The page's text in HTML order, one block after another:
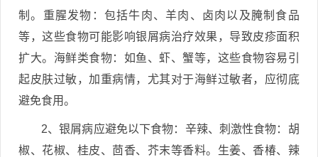
制。重腥发物：包括牛肉、羊肉、卤肉以及腌制食品
等，这些食物可能影响银屑病治疗效果，导致皮疹面积
扩大。海鲜类食物：如鱼、虾、蟹等，这些食物容易引
起皮肤过敏，加重病情，尤其对于海鲜过敏者，应彻底
避免食用。
2、银屑病应避免以下食物：辛辣、刺激性食物：胡
椒、花椒、桂皮、茴香、芥末等香料。生姜、香椿、辣